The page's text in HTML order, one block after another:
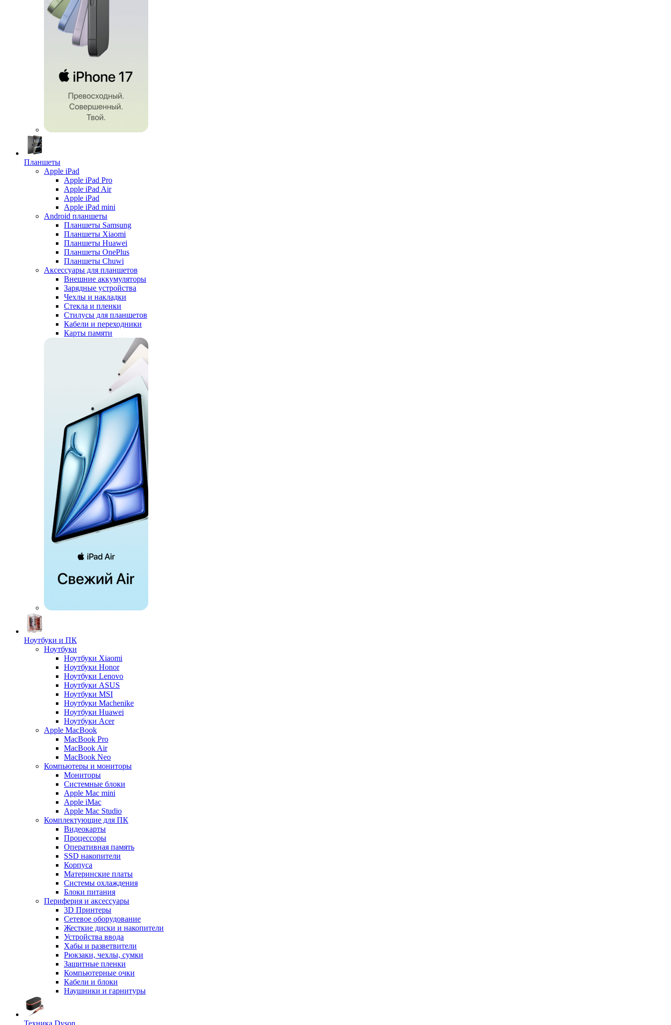
Планшеты
Apple iPad
Apple iPad Pro
Apple iPad Air
Apple iPad
Apple iPad mini
Android планшеты
Планшеты Samsung
Планшеты Xiaomi
Планшеты Huawei
Планшеты OnePlus
Планшеты Chuwi
Аксессуары для планшетов
Внешние аккумуляторы
Зарядные устройства
Чехлы и накладки
Стекла и пленки
Стилусы для планшетов
Кабели и переходники
Карты памяти
Ноутбуки и ПК
Ноутбуки
Ноутбуки Xiaomi
Ноутбуки Honor
Ноутбуки Lenovo
Ноутбуки ASUS
Ноутбуки MSI
Ноутбуки Machenike
Ноутбуки Huawei
Ноутбуки Acer
Apple MacBook
MacBook Pro
MacBook Air
MacBook Neo
Компьютеры и мониторы
Мониторы
Системные блоки
Apple Mac mini
Apple iMac
Apple Mac Studio
Комплектующие для ПК
Видеокарты
Процессоры
Оперативная память
SSD накопители
Корпуса
Материнские платы
Системы охлаждения
Блоки питания
Периферия и аксессуары
3D Принтеры
Сетевое оборудование
Жесткие диски и накопители
Устройства ввода
Хабы и разветвители
Рюкзаки, чехлы, сумки
Защитные пленки
Компьютерные очки
Кабели и блоки
Наушники и гарнитуры
Техника Dyson